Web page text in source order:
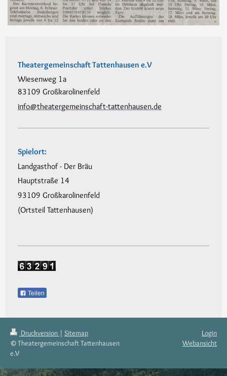
Theatergemeinschaft Tattenhausen e.V
Wiesenweg 1a
83109 Großkarolinenfeld
info@theatergemeinschaft-tattenhausen.de
Spielort:
Landgasthof - Der Bräu
Hauptstraße 14
93109 Großkarolinenfeld
(Ortsteil Tattenhausen)
Teilen
Druckversion | Sitemap
© Theatergemeinschaft Tattenhausen
e.V
Login
Webansicht